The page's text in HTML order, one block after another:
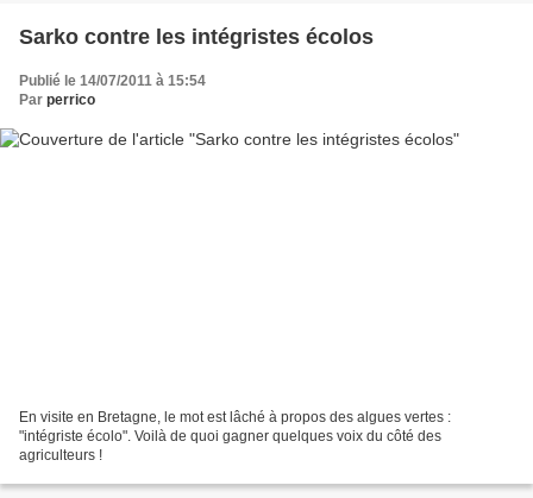
Sarko contre les intégristes écolos
Publié le 14/07/2011 à 15:54
Par perrico
En visite en Bretagne, le mot est lâché à propos des algues vertes :
"intégriste écolo". Voilà de quoi gagner quelques voix du côté des
agriculteurs !